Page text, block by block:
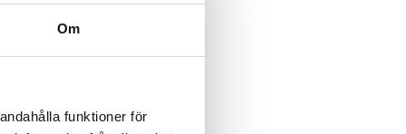
Om
funktioner för